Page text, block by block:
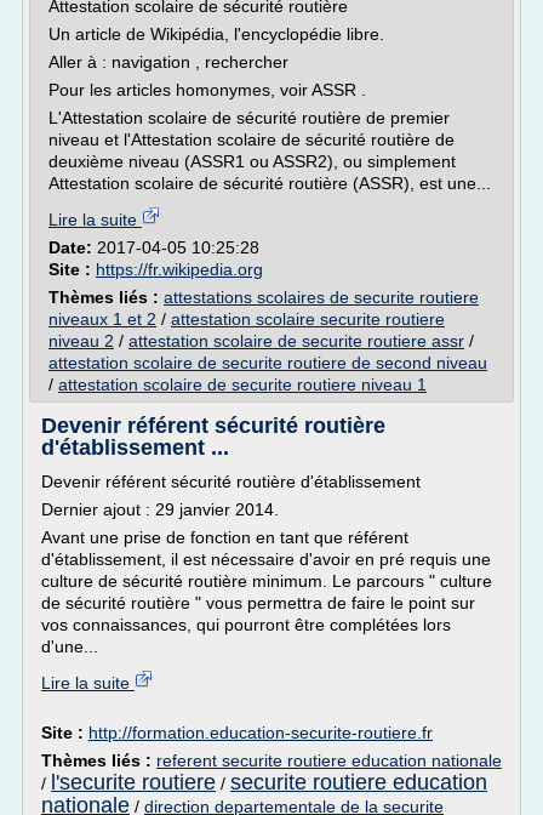
Attestation scolaire de sécurité routière
Un article de Wikipédia, l'encyclopédie libre.
Aller à : navigation , rechercher
Pour les articles homonymes, voir ASSR .
L'Attestation scolaire de sécurité routière de premier
niveau et l'Attestation scolaire de sécurité routière de
deuxième niveau (ASSR1 ou ASSR2), ou simplement
Attestation scolaire de sécurité routière (ASSR), est une...
Lire la suite
Date: 2017-04-05 10:25:28
Site : https://fr.wikipedia.org
Thèmes liés : attestations scolaires de securite routiere
niveaux 1 et 2 / attestation scolaire securite routiere
niveau 2 / attestation scolaire de securite routiere assr /
attestation scolaire de securite routiere de second niveau
/ attestation scolaire de securite routiere niveau 1
Devenir référent sécurité routière
d'établissement ...
Devenir référent sécurité routière d'établissement
Dernier ajout : 29 janvier 2014.
Avant une prise de fonction en tant que référent
d'établissement, il est nécessaire d'avoir en pré requis une
culture de sécurité routière minimum. Le parcours " culture
de sécurité routière " vous permettra de faire le point sur
vos connaissances, qui pourront être complétées lors
d'une...
Lire la suite
Site : http://formation.education-securite-routiere.fr
Thèmes liés : referent securite routiere education nationale
/ l'securite routiere / securite routiere education
nationale / direction departementale de la securite